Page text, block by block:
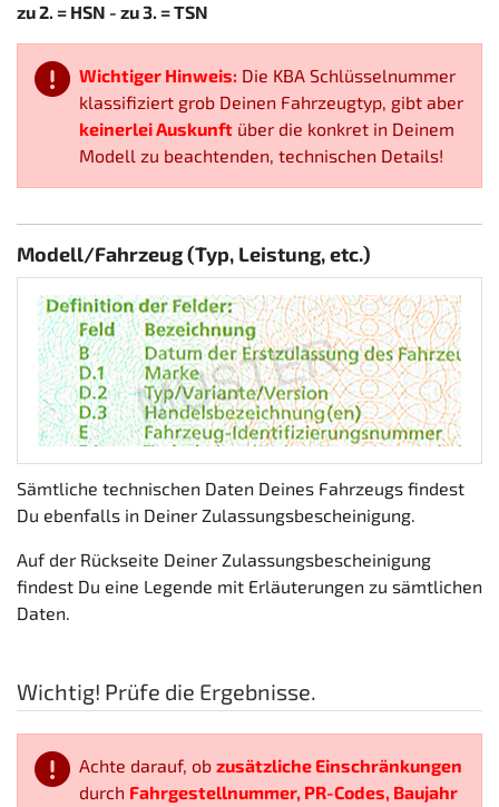
zu 2. = HSN - zu 3. = TSN
Wichtiger Hinweis: Die KBA Schlüsselnummer
klassifiziert grob Deinen Fahrzeugtyp, gibt aber
keinerlei Auskunft über die konkret in Deinem
Modell zu beachtenden, technischen Details!
Modell/Fahrzeug (Typ, Leistung, etc.)
Sämtliche technischen Daten Deines Fahrzeugs findest
Du ebenfalls in Deiner Zulassungsbescheinigung.
Auf der Rückseite Deiner Zulassungsbescheinigung
findest Du eine Legende mit Erläuterungen zu sämtlichen
Daten.
Wichtig! Prüfe die Ergebnisse.
Achte darauf, ob zusätzliche Einschränkungen
durch Fahrgestellnummer, PR-Codes, Baujahr